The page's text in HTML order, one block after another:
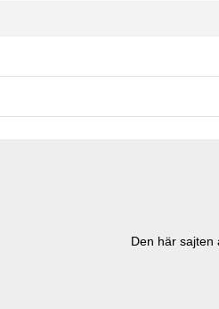
Den här sajten